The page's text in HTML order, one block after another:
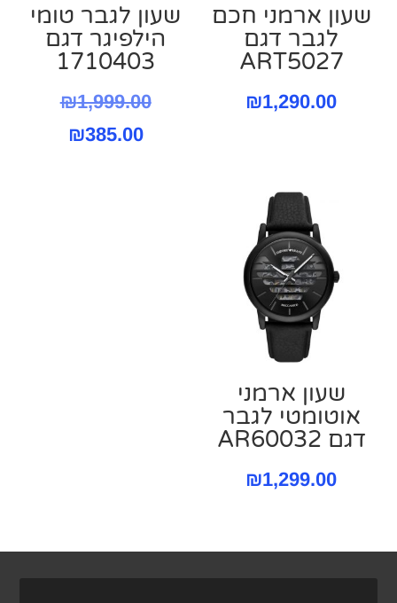
שעון ארמני חכם
לגבר דגם
ART5027
₪1,290.00
שעון ‏לגבר טומי
הילפיגר דגם
1710403
₪1,999.00
המחיר
₪385.00
שעון ארמני
אוטומטי לגבר
דגם AR60032
₪1,299.00